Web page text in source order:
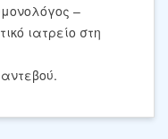
–
ιατρείο στη